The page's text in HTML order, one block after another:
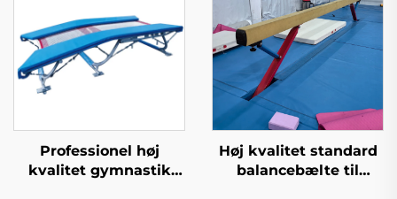
Professionel høj
kvalitet gymnastik
Høj kvalitet standard
balancebælte til